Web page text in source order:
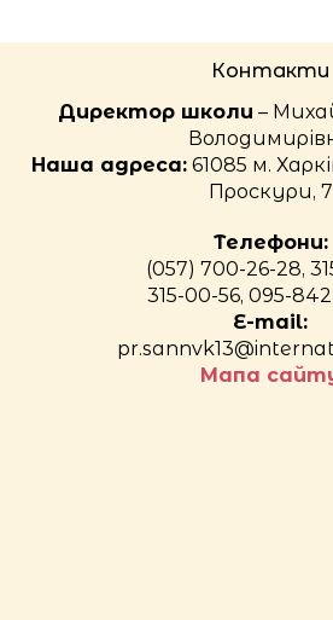
Контакти
Директор школи –
Наша адреса:61085 м.
Проскури, 7
Телефони:
(057) 700-26-28,
315-00-56, 095-
E-mail:
Мапа